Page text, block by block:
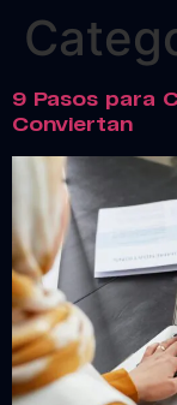
9 Pasos para
Conviertan